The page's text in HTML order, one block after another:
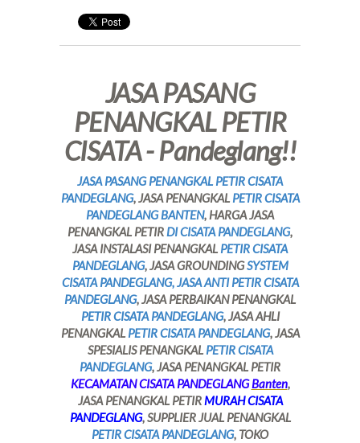
JASA PASANG
PENANGKAL PETIR
CISATA - Pandeglang!!
JASA PASANG PENANGKAL PETIR CISATA
PANDEGLANG, JASA PENANGKAL PETIR CISATA
PANDEGLANG BANTEN, HARGA JASA
PENANGKAL PETIRDI CISATA PANDEGLANG,
JASA INSTALASI PENANGKAL PETIR CISATA
PANDEGLANG, JASA GROUNDINGSYSTEM
CISATA PANDEGLANG, JASA ANTI PETIR CISATA
PANDEGLANG, JASA PERBAIKAN PENANGKAL
PETIR CISATA PANDEGLANG, JASA AHLI
PENANGKAL PETIR CISATA PANDEGLANG, JASA
SPESIALIS PENANGKAL PETIR CISATA
PANDEGLANG, JASA PENANGKAL PETIR
KECAMATAN CISATA PANDEGLANGBanten,
JASA PENANGKAL PETIRMURAH CISATA
PANDEGLANG, SUPPLIER JUAL PENANGKAL
PETIR CISATA PANDEGLANG, TOKO